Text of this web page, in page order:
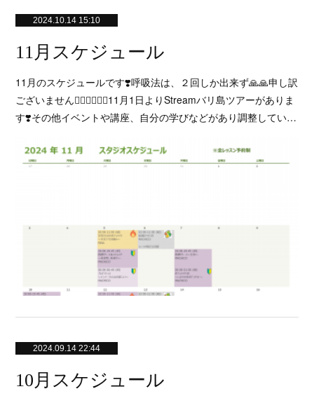
2024.10.14 15:10
11月スケジュール
11月のスケジュールです❣️呼吸法は、２回しか出来ず🙏🙏申し訳
ございません🙇‍♀️🙇‍♀️🙇‍♀️11月1日よりStreamバリ島ツアーがありま
す❣️その他イベントや講座、自分の学びなどがあり調整してい…
2024.09.14 22:44
10月スケジュール